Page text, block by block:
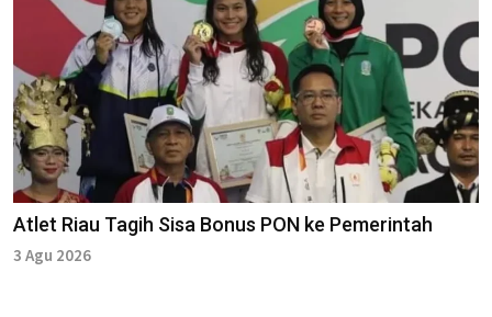
Atlet Riau Tagih Sisa Bonus PON ke Pemerintah
3 Agu 2026